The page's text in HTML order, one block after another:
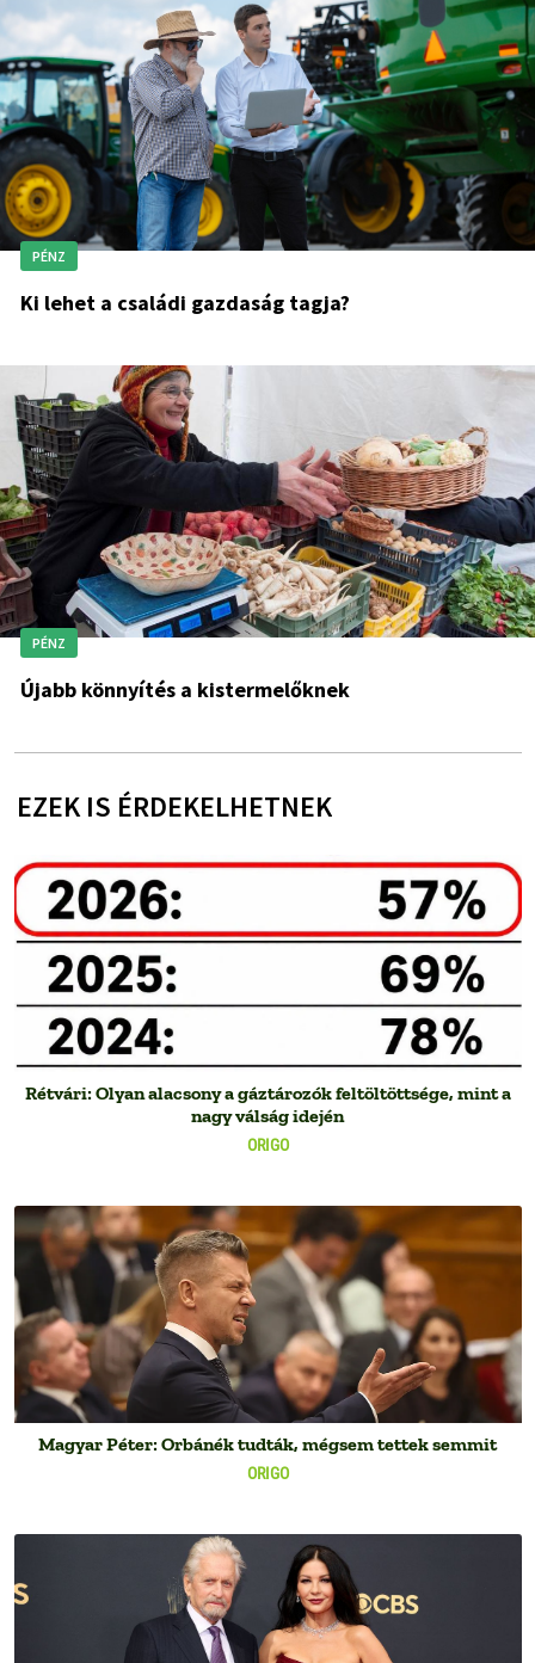
PÉNZ
Ki lehet a családi gazdaság tagja?
PÉNZ
Újabb könnyítés a kistermelőknek
EZEK IS ÉRDEKELHETNEK
ORIGO
Rétvári: Olyan alacsony a gáztározók feltöltöttsége, mint a
nagy válság idején
ORIGO
Magyar Péter: Orbánék tudták, mégsem tettek semmit